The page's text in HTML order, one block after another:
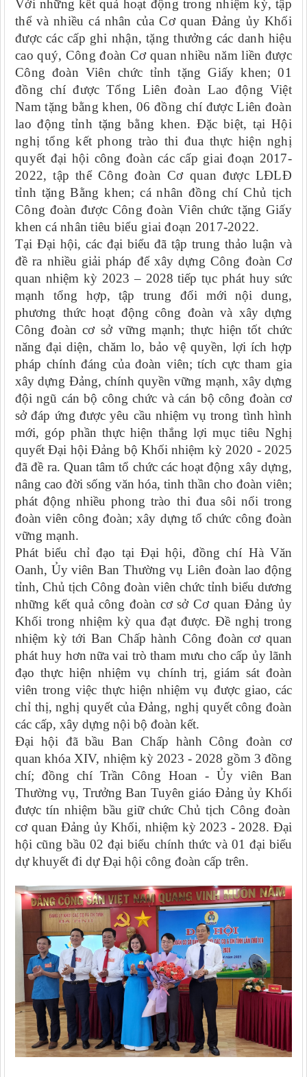
Với những kết quả hoạt động trong nhiệm kỳ,tập
thể và nhiều cá nhân của Cơ quan Đảng ủy Khối
được các cấp ghi nhận, tặng thưởng các danh hiệu
cao quý, Công đoàn Cơ quan nhiều năm liền được
Công đoàn Viên chức tỉnh tặng Giấy khen; 01
đồng chí được Tổng Liên đoàn Lao động Việt
Nam tặng bằng khen, 06 đồng chí được Liên đoàn
lao động tỉnh tặng bằng khen. Đặc biệt, tại Hội
nghị tổng kết phong trào thi đua thực hiện nghị
quyết đại hội công đoàn các cấp giai đoạn 2017-
2022, tập thể Công đoàn Cơ quan được LĐLĐ
tỉnh tặng Bằng khen; cá nhân đồng chí Chủ tịch
Công đoàn được Công đoàn Viên chức tặng Giấy
khen cá nhân tiêu biểu giai đoạn 2017-2022.
Tại Đại hội, các đại biểu đã tập trung thảo luận và
đề ra nhiều giải pháp để xây dựng Công đoàn Cơ
quan nhiệm kỳ 2023 – 2028 tiếp tục phát huy sức
mạnh tổng hợp, tập trung đổi mới nội dung,
phương thức hoạt động công đoàn và xây dựng
Công đoàn cơ sở vững mạnh; thực hiện tốt chức
năng đại diện, chăm lo, bảo vệ quyền, lợi ích hợp
pháp chính đáng của đoàn viên; tích cực tham gia
xây dựng Đảng, chính quyền vững mạnh, xây dựng
đội ngũ cán bộ công chức và cán bộ công đoàn cơ
sở đáp ứng được yêu cầu nhiệm vụ trong tình hình
mới, góp phần thực hiện thắng lợi mục tiêu Nghị
quyết Đại hội Đảng bộ Khối nhiệm kỳ 2020 - 2025
đã đề ra. Quan tâm tổ chức các hoạt động xây dựng,
nâng cao đời sống văn hóa, tinh thần cho đoàn viên;
phát động nhiều phong trào thi đua sôi nổi trong
đoàn viên công đoàn; xây dựng tổ chức công đoàn
vững mạnh.
Phát biểu chỉ đạo tại Đại hội, đồng chí Hà Văn
Oanh, Ủy viên Ban Thường vụ Liên đoàn lao động
tỉnh, Chủ tịch Công đoàn viên chức tỉnh biểu dương
những kết quả công đoàn cơ sở Cơ quan Đảng ủy
Khối trong nhiệm kỳ qua đạt được. Đề nghị trong
nhiệm kỳ tới Ban Chấp hành Công đoàn cơ quan
phát huy hơn nữa vai trò tham mưu cho cấp ủylãnh
đạo thực hiện nhiệm vụ chính trị, giám sát đoàn
viên trong việc thực hiện nhiệm vụ được giao, các
chỉ thị, nghị quyết của Đảng, nghị quyết công đoàn
các cấp, xây dựng nội bộ đoàn kết.
Đại hội đã bầu Ban Chấp hành Công đoàn cơ
quan khóa XIV, nhiệm kỳ 2023 - 2028 gồm 3 đồng
chí; đồng chí Trần Công Hoan - Ủy viên Ban
Thường vụ, Trưởng Ban Tuyên giáo Đảng ủy Khối
được tín nhiệm bầu giữ chức Chủ tịch Công đoàn
cơ quanĐảng ủy Khối, nhiệm kỳ 2023 - 2028. Đại
hội cũng bầu 02 đại biểu chính thức và 01 đại biểu
dự khuyết đi dự Đại hội công đoàn cấp trên.